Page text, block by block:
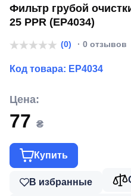
Фильтр грубой
25 PPR (EP4034)
(0) · 0 отзывов
Код товара: EP4034
Цена:
77 ₴
Купить
В избранные